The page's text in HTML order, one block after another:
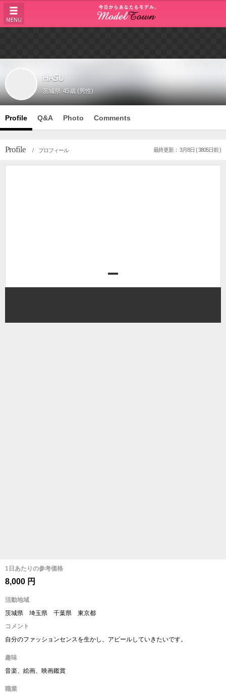
MENU
HASU
茨城県 45歳 (男性)
Profile Q&A Photo Comments
Profile / プロフィール 最終更新： 3月8日 ( 3805日前 )
1日あたりの参考価格
8,000 円
活動地域
茨城県 埼玉県 千葉県 東京都
コメント
自分のファッションセンスを生かし、アピールしていきたいです。
趣味
音楽、絵画、映画鑑賞
職業